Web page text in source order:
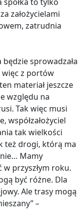
założycielami
zatrudnia
będzie sprowadzała
z portów
materiał jeszcze
względu na
Tak więc musi
współzałożyciel
tak wielkości
też drogi, którą ma
Mamy
przyszłym roku.
być różne. Dla
Ale trasy mogą
–